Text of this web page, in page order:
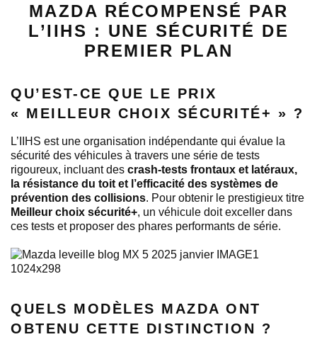
MAZDA RÉCOMPENSÉ PAR
L’IIHS : UNE SÉCURITÉ DE
PREMIER PLAN
QU’EST-CE QUE LE PRIX
« MEILLEUR CHOIX SÉCURITÉ+ » ?
L’IIHS est une organisation indépendante qui évalue la
sécurité des véhicules à travers une série de tests
rigoureux, incluant des crash-tests frontaux et latéraux,
la résistance du toit et l’efficacité des systèmes de
prévention des collisions. Pour obtenir le prestigieux titre
Meilleur choix sécurité+, un véhicule doit exceller dans
ces tests et proposer des phares performants de série.
QUELS MODÈLES MAZDA ONT
OBTENU CETTE DISTINCTION ?